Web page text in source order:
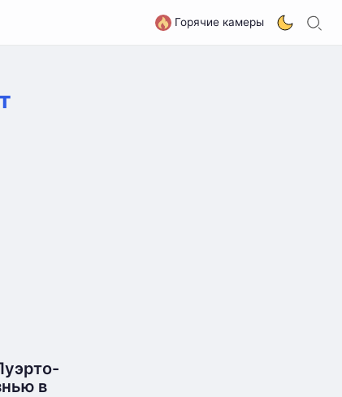
Горячие камеры
в